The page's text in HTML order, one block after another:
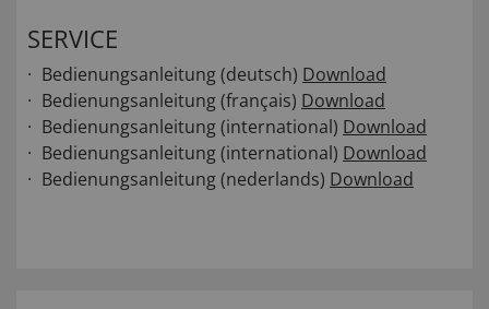
SERVICE
Bedienungsanleitung (deutsch) Download
Bedienungsanleitung (français) Download
Bedienungsanleitung (international) Download
Bedienungsanleitung (international) Download
Bedienungsanleitung (nederlands) Download